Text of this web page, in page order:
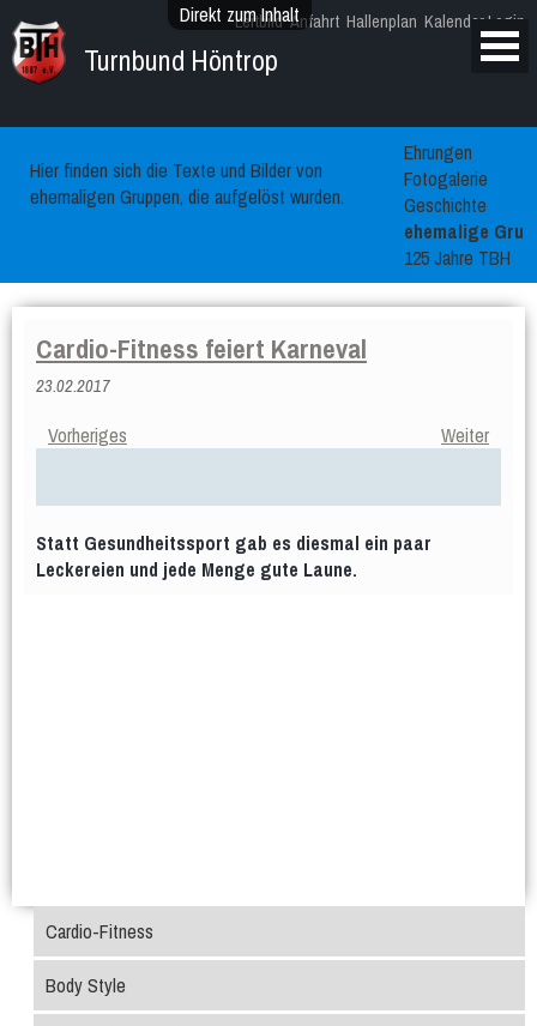
Direkt zum Inhalt Login
Leitbild Anfahrt Hallenplan Kalender
Turnbund Höntrop
Hier finden sich die Texte und Bilder von
ehemaligen Gruppen, die aufgelöst wurden.
Ehrungen
Fotogalerie
Geschichte
ehemalige
125 Jahre TBH
Cardio-Fitness feiert Karneval
23.02.2017
Vorheriges Weiter
Statt Gesundheitssport gab es diesmal ein paar
Leckereien und jede Menge gute Laune.
Cardio-Fitness
Body Style